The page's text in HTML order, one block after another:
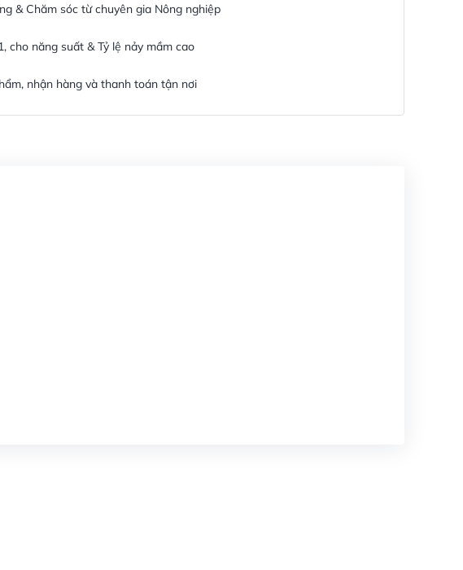
& Chăm sóc từ chuyên gia Nông nghiệp
cho năng suất & Tỷ lệ nảy mầm cao
nhận hàng và thanh toán tận nơi